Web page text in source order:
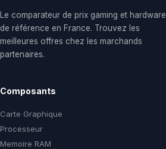
Le comparateur de prix gaming et hardware
de référence en France. Trouvez les
meilleures offres chez les marchands
partenaires.
Composants
Carte Graphique
Processeur
Memoire RAM